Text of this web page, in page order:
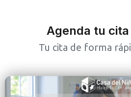
Agenda tu
Tu cita de forma